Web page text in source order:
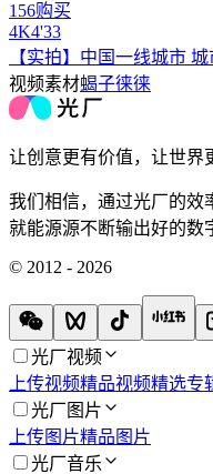
156购买
4K4'33
【实拍】中国一线城市
视频素材蝎子徕徕
让创意更有价值，让世界
我们相信，通过光厂的效
就能源源不断输出好的数
© 2012 - 2026
光厂视频
上传视频精品视频精选专
光厂图片
上传图片精品图片
光厂音乐